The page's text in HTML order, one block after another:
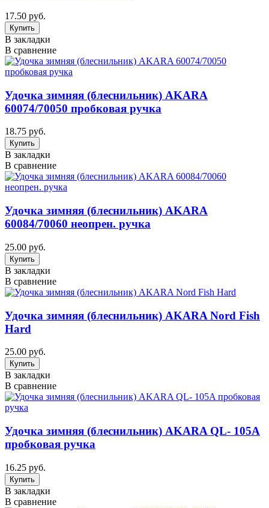
17.50 руб.
В закладки
В сравнение
Удочка зимняя (блеснильник) AKARA
60074/70050 пробковая ручка
18.75 руб.
В закладки
В сравнение
Удочка зимняя (блеснильник) AKARA
60084/70060 неопрен. ручка
25.00 руб.
В закладки
В сравнение
Удочка зимняя (блеснильник) AKARA Nord Fish
Hard
25.00 руб.
В закладки
В сравнение
Удочка зимняя (блеснильник) AKARA QL- 105A
пробковая ручка
16.25 руб.
В закладки
В сравнение